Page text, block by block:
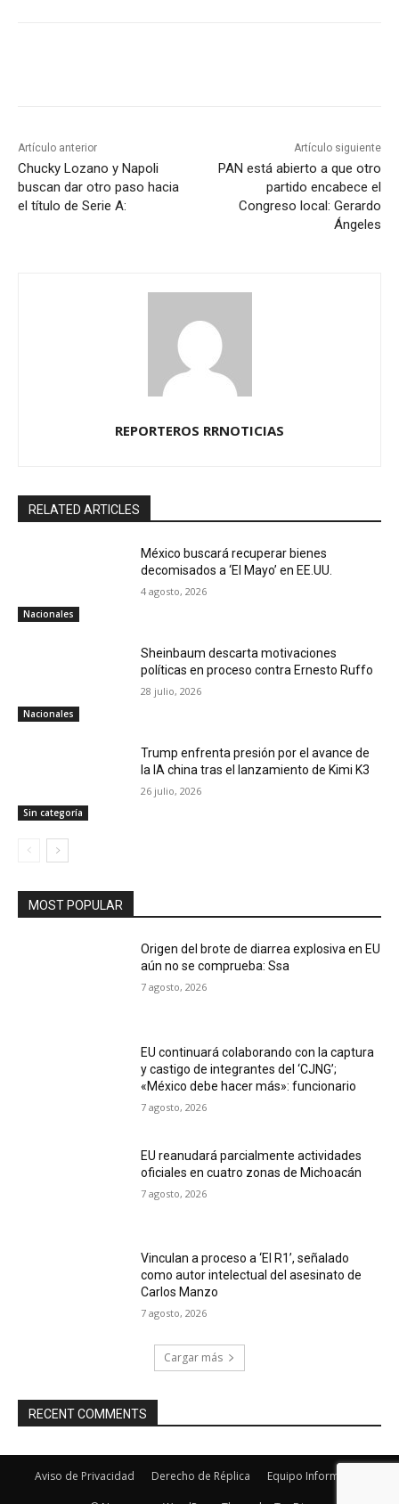
Artículo anterior
Chucky Lozano y Napoli
buscan dar otro paso hacia
el título de Serie A:
Artículo siguiente
PAN está abierto a que otro
partido encabece el
Congreso local: Gerardo
Ángeles
REPORTEROS RRNOTICIAS
RELATED ARTICLES
Nacionales
México buscará recuperar bienes
decomisados a ‘El Mayo’ en EE.UU.
4 agosto, 2026
Nacionales
Sheinbaum descarta motivaciones
políticas en proceso contra Ernesto Ruffo
28 julio, 2026
Sin categoría
Trump enfrenta presión por el avance de
la IA china tras el lanzamiento de Kimi K3
26 julio, 2026
MOST POPULAR
Origen del brote de diarrea explosiva en EU
aún no se comprueba: Ssa
7 agosto, 2026
EU continuará colaborando con la captura
y castigo de integrantes del ‘CJNG’;
«México debe hacer más»: funcionario
7 agosto, 2026
EU reanudará parcialmente actividades
oficiales en cuatro zonas de Michoacán
7 agosto, 2026
Vinculan a proceso a ‘El R1’, señalado
como autor intelectual del asesinato de
Carlos Manzo
7 agosto, 2026
Cargar más
RECENT COMMENTS
Aviso de Privacidad Derecho de Réplica Equipo Informativo